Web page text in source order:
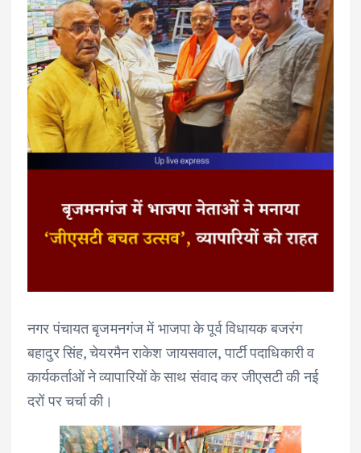
नगर पंचायत बृजमनगंज में भाजपा के पूर्व विधायक बजरंग
बहादुर सिंह, चेयरमैन राकेश जायसवाल, पार्टी पदाधिकारी व
कार्यकर्ताओं ने व्यापारियों के साथ संवाद कर जीएसटी की नई
दरों पर चर्चा की।